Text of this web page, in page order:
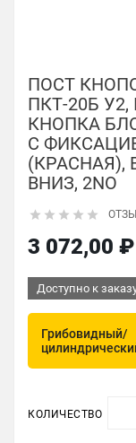
ПОСТ
ПКТ-20Б У2,
КНОПКА
С
(КРАСНАЯ),
ВНИЗ, 2NO
    
3 072,00 ₽
Доступно к
Грибовидный/
КОЛИЧЕСТВО